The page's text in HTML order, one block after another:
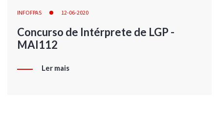
INFOFPAS 12-06-2020
Concurso de Intérprete de LGP -
MAI112
Ler mais